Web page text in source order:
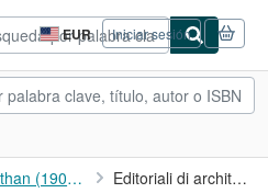
EUR
Preferencias
de
compra
del
Iniciar sesión
Rogers Ernesto Nathan (1909-1969) Editoriali di architettura